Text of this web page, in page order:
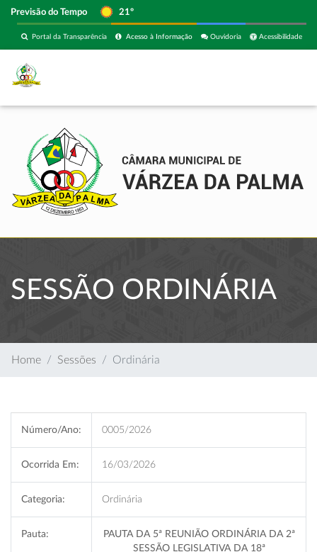
Previsão do Tempo 21º
Acessibilidade
Ouvidoria
Acesso à Informação
Portal da Transparência
SESSÃO ORDINÁRIA
Home Sessões Ordinária
Número/Ano: 0005/2026
Ocorrida Em: 16/03/2026
Categoria: Ordinária
Pauta:
PAUTA DA 5ª REUNIÃO ORDINÁRIA DA 2ª
SESSÃO LEGISLATIVA DA 18ª